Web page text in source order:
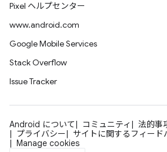
Pixel ヘルプセンター
www.android.com
Google Mobile Services
Stack Overflow
Issue Tracker
Android について コミュニティ 法的事
プライバシー
サイトに関するフィード
Manage cookies